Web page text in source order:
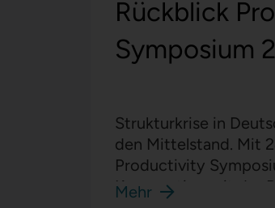
Rückblick
Symposium
Strukturkrise in
den Mittelstand. Mit
Productivity
Kooperation mit der
Mehr